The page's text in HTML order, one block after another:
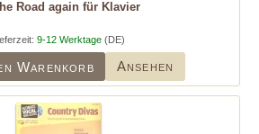
Road again für Klavier
9-12 Werktage(DE)
Warenkorb Ansehen